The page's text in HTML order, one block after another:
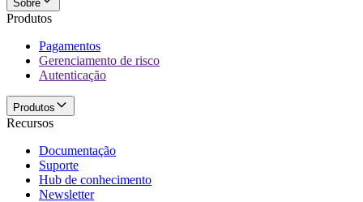
Sobre
Produtos
Pagamentos
Gerenciamento de risco
Autenticação
Produtos
Recursos
Documentação
Suporte
Hub de conhecimento
Newsletter